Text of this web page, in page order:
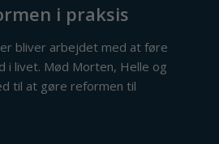
i praksis
bliver arbejdet med at føre
i livet. Mød Morten, Helle og
til at gøre reformen til